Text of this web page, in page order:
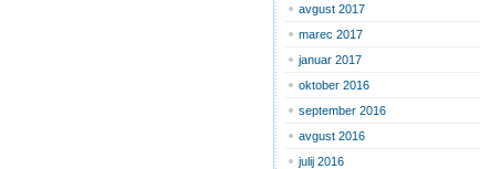
avgust 2017
marec 2017
januar 2017
oktober 2016
september 2016
avgust 2016
julij 2016